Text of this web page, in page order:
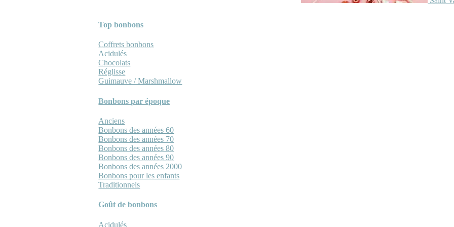
Top bonbons
Coffrets bonbons
Acidulés
Chocolats
Réglisse
Guimauve / Marshmallow
Bonbons par époque
Anciens
Bonbons des années 60
Bonbons des années 70
Bonbons des années 80
Bonbons des années 90
Bonbons des années 2000
Bonbons pour les enfants
Traditionnels
Goût de bonbons
Acidulés